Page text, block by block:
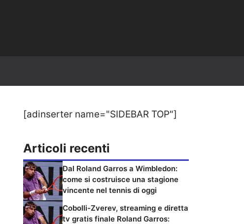
[adinserter name="SIDEBAR TOP"]
Articoli recenti
Dal Roland Garros a Wimbledon:
come si costruisce una stagione
vincente nel tennis di oggi
Cobolli-Zverev, streaming e diretta
tv gratis finale Roland Garros: